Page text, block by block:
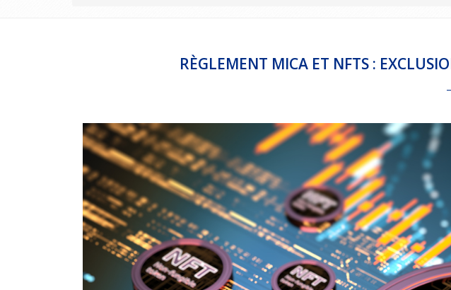
RÈGLEMENT MICA ET NFTS :